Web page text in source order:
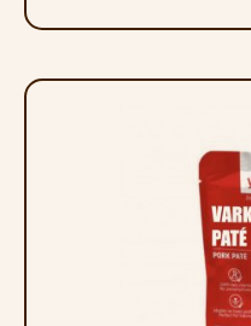
vlees is immers
voeding voor uw
zou het grootste
moeten
gekookte
zacht genoeg